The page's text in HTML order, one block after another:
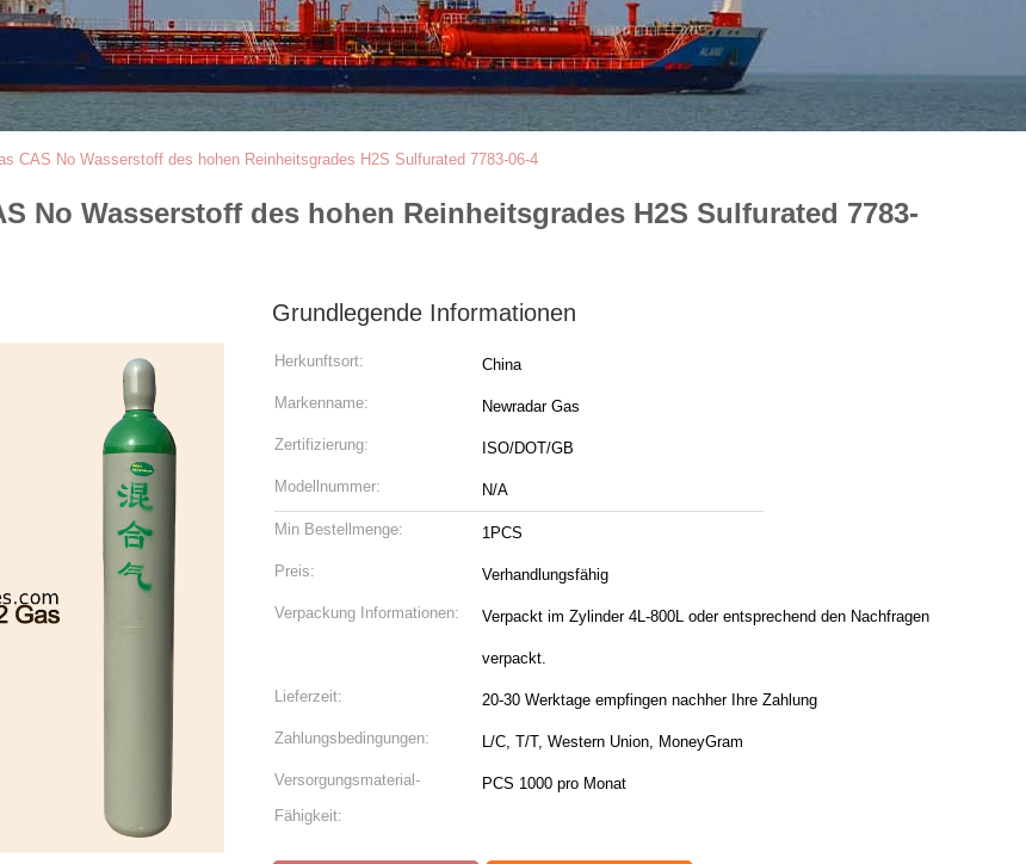
CAS No Wasserstoff des hohen Reinheitsgrades H2S Sulfurated 7783-06-4
No Wasserstoff des hohen Reinheitsgrades H2S Sulfurated 7783-
Grundlegende Informationen
Herkunftsort: China
Markenname: Newradar Gas
Zertifizierung: ISO/DOT/GB
Modellnummer: N/A
Min Bestellmenge: 1PCS
Preis: Verhandlungsfähig
Verpackung Informationen: Verpackt im Zylinder 4L-800L oder entsprechend den Nachfragen
verpackt.
Lieferzeit: 20-30 Werktage empfingen nachher Ihre Zahlung
Zahlungsbedingungen: L/C, T/T, Western Union, MoneyGram
Versorgungsmaterial-
Fähigkeit:
PCS 1000 pro Monat